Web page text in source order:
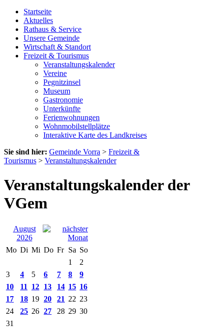
Startseite
Aktuelles
Rathaus & Service
Unsere Gemeinde
Wirtschaft & Standort
Freizeit & Tourismus
Veranstaltungskalender
Vereine
Pegnitzinsel
Museum
Gastronomie
Unterkünfte
Ferienwohnungen
Wohnmobilstellplätze
Interaktive Karte des Landkreises
Sie sind hier: Gemeinde Vorra > Freizeit &
Tourismus > Veranstaltungskalender
Veranstaltungskalender der
VGem
August
2026
Mo Di Mi Do Fr Sa So
1
2
3
4 5 6 7 8
9
10
11 12 13 14 15 16
17
18 19 20 21 22 23
24
25 26 27 28 29 30
31